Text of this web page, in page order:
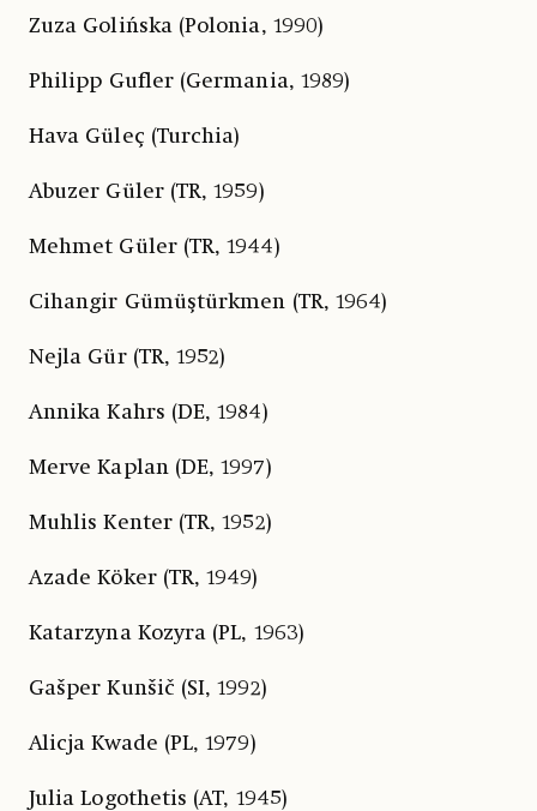
Zuza Golińska (Polonia, 1990)
Philipp Gufler (Germania, 1989)
Hava Güleç (Turchia)
Abuzer Güler (TR, 1959)
Mehmet Güler (TR, 1944)
Cihangir Gümüştürkmen (TR, 1964)
Nejla Gür (TR, 1952)
Annika Kahrs (DE, 1984)
Merve Kaplan (DE, 1997)
Muhlis Kenter (TR, 1952)
Azade Köker (TR, 1949)
Katarzyna Kozyra (PL, 1963)
Gašper Kunšič (SI, 1992)
Alicja Kwade (PL, 1979)
Julia Logothetis (AT, 1945)